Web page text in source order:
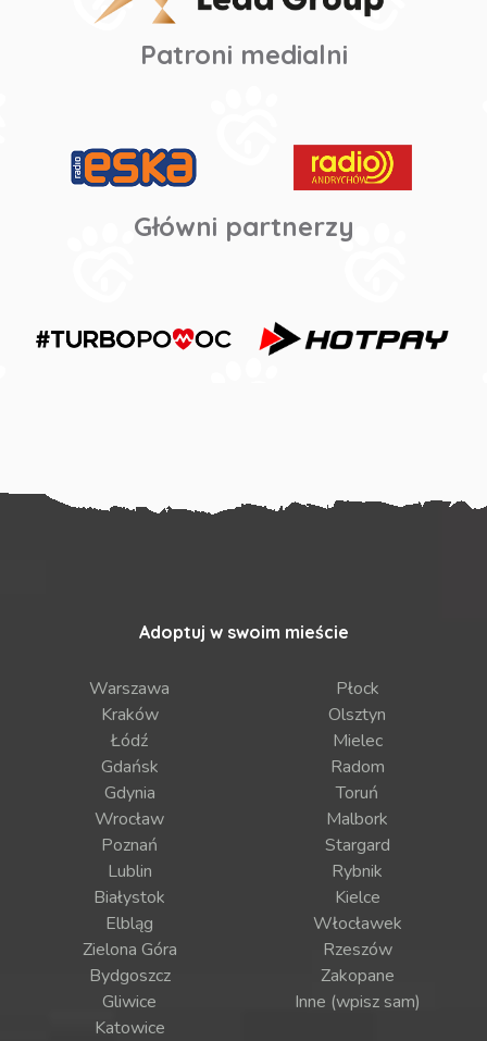
Patroni medialni
Główni partnerzy
Adoptuj w swoim mieście
Warszawa
Kraków
Łódź
Gdańsk
Gdynia
Wrocław
Poznań
Lublin
Białystok
Elbląg
Zielona Góra
Bydgoszcz
Gliwice
Katowice
Płock
Olsztyn
Mielec
Radom
Toruń
Malbork
Stargard
Rybnik
Kielce
Włocławek
Rzeszów
Zakopane
Inne (wpisz sam)